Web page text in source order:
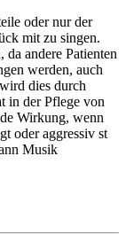
oder nur der
mit zu singen.
andere Patienten
werden, auch
dies durch
in der Pflege von
Wirkung, wenn
oder aggressiv st
Musik